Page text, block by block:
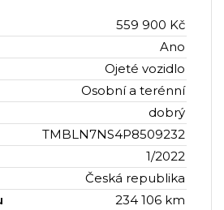
559 900 Kč
Ano
Ojeté vozidlo
Osobní a terénní
dobrý
TMBLN7NS4P8509232
1/2022
Česká republika
234 106 km